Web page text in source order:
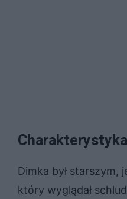
Dimka był starszym,
który wyglądał